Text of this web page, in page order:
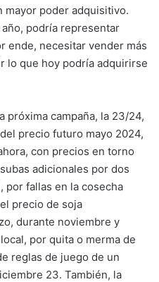
mayor poder adquisitivo.
podría representar
ende, necesitar vender más
lo que hoy podría adquirirse
próxima campaña, la 23/24,
precio futuro mayo 2024,
con precios en torno
adicionales por dos
por fallas en la cosecha
precio de soja
durante noviembre y
por quita o merma de
reglas de juego de un
23. También, la